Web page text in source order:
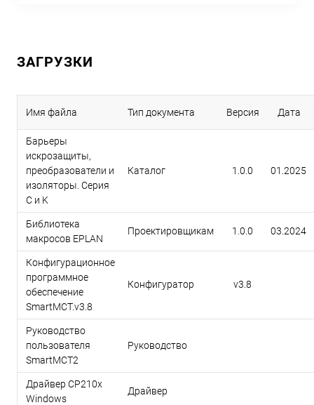
ЗАГРУЗКИ
Имя файла Тип документа Версия Дата
Барьеры
искрозащиты,
преобразователи и
изоляторы. Серия
C и K
Каталог 1.0.0 01.2025
Библиотека
макросов EPLAN
Проектировщикам 1.0.0 03.2024
Конфигурационное
программное
обеспечение
SmartMCT.v3.8
Конфигуратор v3.8
Руководство
пользователя
SmartMCT2
Руководство
Драйвер CP210x
Windows
Драйвер